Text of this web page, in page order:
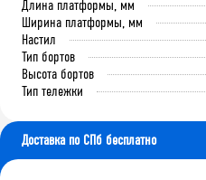
Длина платформы, мм
Ширина платформы, мм
Настил
Тип бортов
Высота бортов
Тип тележки
Доставка по СПб бесплатно